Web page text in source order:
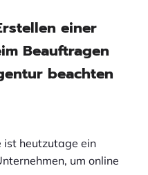
einer
Beauftragen
beachten
ist heutzutage ein
um online